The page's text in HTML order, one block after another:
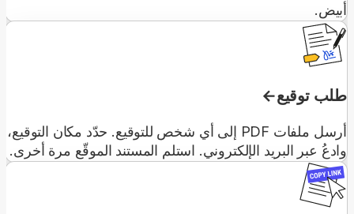
أبيض.
طلب توقيع
أرسل ملفات PDF إلى أي شخص للتوقيع. حدّد مكان التوقيع،
وادعُ عبر البريد الإلكتروني. استلم المستند الموقّع مرة أخرى.